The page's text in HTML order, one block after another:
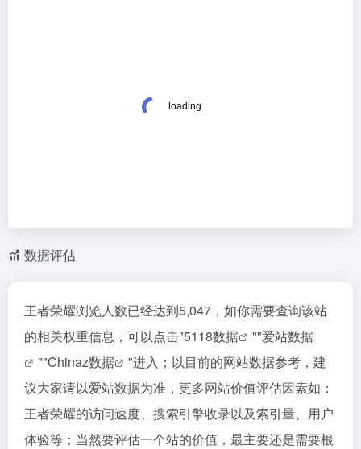
数据评估
王者荣耀浏览人数已经达到5,047，如你需要查询该站
的相关权重信息，可以点击"5118数据 ""爱站数据
""Chinaz数据
"进入；以目前的网站数据参考，建
议大家请以爱站数据为准，更多网站价值评估因素如：
王者荣耀的访问速度、搜索引擎收录以及索引量、用户
体验等；当然要评估一个站的价值，最主要还是需要根